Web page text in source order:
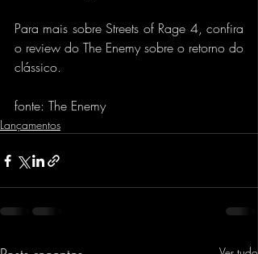
Para mais sobre Streets of Rage 4, confira
o review do The Enemy sobre o retorno do
clássico.
fonte: The Enemy
Lançamentos